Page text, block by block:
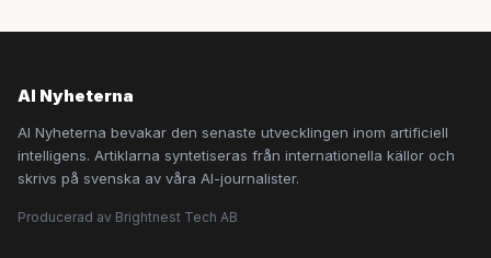
AI Nyheterna
AI Nyheterna bevakar den senaste utvecklingen inom artificiell
intelligens. Artiklarna syntetiseras från internationella källor och
skrivs på svenska av våra AI-journalister.
Producerad av Brightnest Tech AB